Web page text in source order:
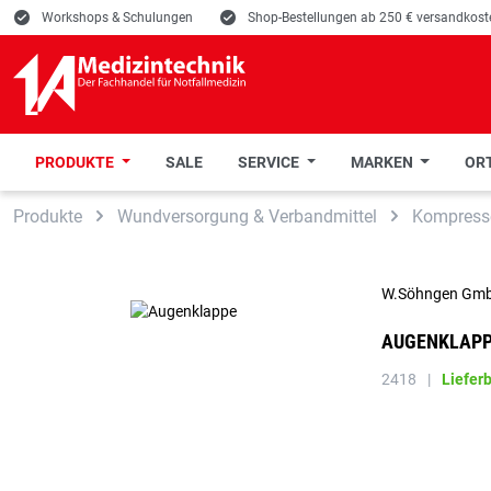
Zur Suche springen
Zur Hauptnavigation springen
E Workshops & Schulungen E Shop-Bestellungen ab 250 €
PRODUKTE SALE SERVICE MARKEN
Produkte Wundversorgung & Verbandmittel
W.Söhngen
2418 |